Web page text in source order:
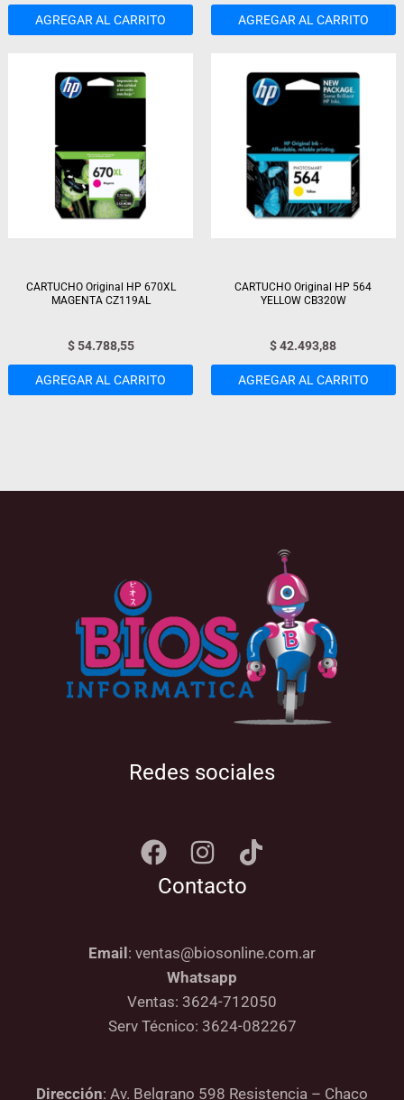
AGREGAR AL CARRITO AGREGAR AL CARRITO
CARTUCHO Original HP 670XL
MAGENTA CZ119AL
$54.788,55
AGREGAR AL CARRITO
CARTUCHO Original HP 564
YELLOW CB320W
$42.493,88
AGREGAR AL CARRITO
Redes sociales
Contacto
Email : ventas@biosonline.com.ar
Whatsapp
Ventas: 3624-712050
Serv Técnico: 3624-082267
Dirección: Av. Belgrano 598 Resistencia – Chaco